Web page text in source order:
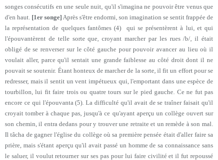
songes consécutifs en une seule nuit, qu'il s'imagina ne pouvoir être venus que
d'en haut. [1er songe] Après s'être endormi, son imagination se sentit frappée de
la représentation de quelques fantômes (4) qui se présentèrent à lui, et qui
l'épouvantèrent de telle sorte que, croyant marcher par les rues /b/, il était
obligé de se renverser sur le côté gauche pour pouvoir avancer au lieu où il
voulait aller, parce qu'il sentait une grande faiblesse au côté droit dont il ne
pouvait se soutenir. Étant honteux de marcher de la sorte, il fit un effort pour se
redresser, mais il sentit un vent impétueux qui, l'emportant dans une espèce de
tourbillon, lui fit faire trois ou quatre tours sur le pied gauche. Ce ne fut pas
encore ce qui l'épouvanta (5). La difficulté qu'il avait de se traîner faisait qu'il
croyait tomber à chaque pas, jusqu'à ce qu'ayant aperçu un collège ouvert sur
son chemin, il entra dedans pour y trouver une retraite et un remède à son mal.
Il tâcha de gagner l'église du collège où sa première pensée était d'aller faire sa
prière, mais s'étant aperçu qu'il avait passé un homme de sa connaissance sans
le saluer, il voulut retourner sur ses pas pour lui faire civilité et il fut repoussé